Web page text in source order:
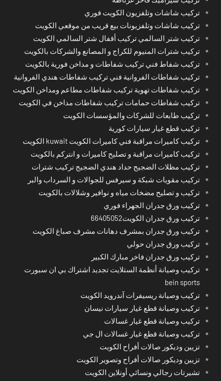
تركيب شاشات وتلفزيون الكويت فوري
تركيب شاشات وتلفزيونات بيع قريب من موقعي الكويت
تركيب شتر السالمي تركيب أقفال شتر السالمي الكويت
تركيب شترات المنيوم للكراج و المصانع والشركات بالكويت
تركيب شفاط فني تركيب شفاطات و مداخن فورية بالكويت
تركيب شفاطات الفروانية فني تركيب شفاطات هندي الفروانية
تركيب شفاطات تهوية تركيب شفاطات مطاعم ومداخن الكويت
تركيب شفاطات حمامات تركيب شفاطات مداخن في الكويت
تركيب طابعات للشركات والمؤسسات الكويت
تركيب قطع غيار سيارات كورية
تركيب كاميرات مراقبة فني كاميرات الكويت kuwait الكويت
تركيب كاميرات مراقبة و تصليح كاميرات و انتركم بالكويت
تركيب مظلات الضجيج حداد هندي الضجيج تركيب شترات
تركيب مقويات شبكة و سيرفس للجوالات و السرداب والبر
تركيب و تصليح مضخات مياه و نوافير وشلالات بالكويت
تركيب ورق جدران الجهراء فوري
تركيب ورق جدران الكويت66405052
تركيب ورق جدران بمشرف دهانات مشرف صباغ الكويت
تركيب ورق جدران حولي
تركيب ورق جدران فاخر مبارك الكبير
تركيب وصيانة أنظمة الستلايت تجديد اشتراك بي ان سبورت
bein sports
تركيب وصيانة ريسيفرات آندرويد الكويت
تركيب وصيانة قطع غيار سيارات نيسان
تركيب وصيانة قطع غيار غسالات
تركيب وصيانة قطع غيار غسالات ال جي
تزيين وديكور صالات أفراح الكويت
تزيين وديكور صالات أفراح وتصوير الكويت
تشيرتات رجالي ونسائي أونلاين الكويت